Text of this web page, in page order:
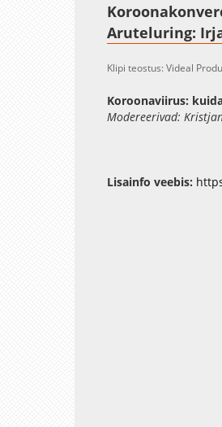
Aruteluring:
Klipi teostus: Videal
Koroonaviirus:
Modereerivad:
Lisainfo veebis: